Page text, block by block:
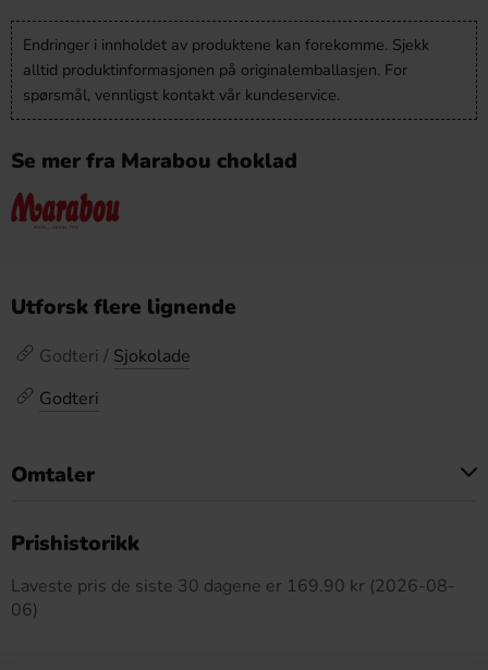
Endringer i innholdet av produktene kan forekomme. Sjekk
alltid produktinformasjonen på originalemballasjen. For
spørsmål, vennligst kontakt vår kundeservice.
Se mer fra Marabou choklad
Utforsk flere lignende
Godteri / Sjokolade
Godteri
Omtaler
Prishistorikk
Laveste pris de siste 30 dagene er 169.90 kr (2026-08-
06)